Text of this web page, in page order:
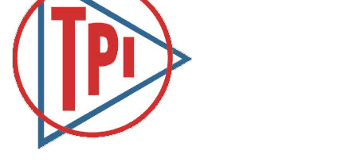
HOVEDMENU
Hovedafdeling
Badminton
Fodbold
Gymnastik